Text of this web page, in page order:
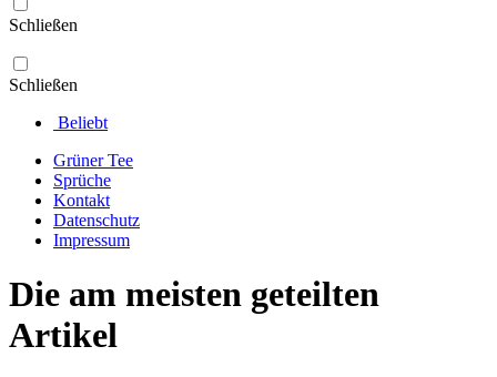
Schließen
Schließen
Beliebt
Grüner Tee
Sprüche
Kontakt
Datenschutz
Impressum
Die am meisten geteilten
Artikel